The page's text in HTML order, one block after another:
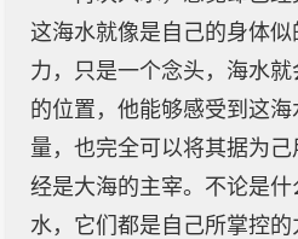
这海水就像是自己的身体
力，只是一个念头，海水
的位置，他能够感受到这
量，也完全可以将其据为
经是大海的主宰。不论是
水，它们都是自己所掌控的